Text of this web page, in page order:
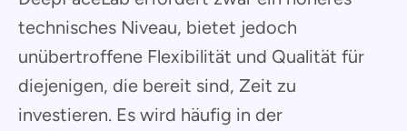
technisches Niveau, bietet jedoch
unübertroffene Flexibilität und Qualität für
diejenigen, die bereit sind, Zeit zu
investieren. Es wird häufig in der